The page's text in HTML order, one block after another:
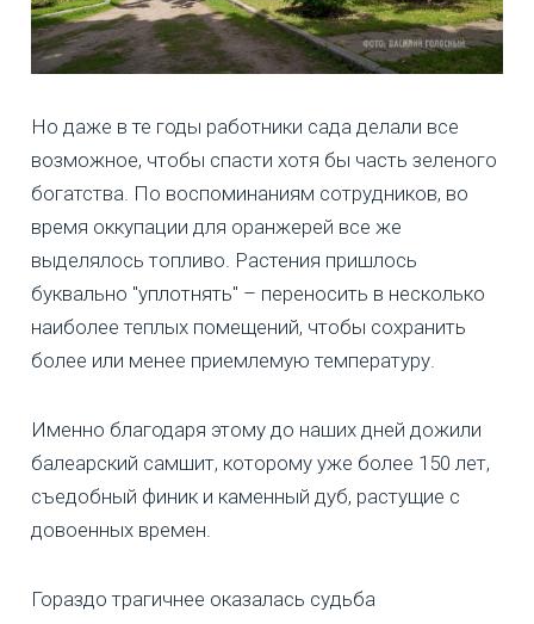
Но даже в те годы работники сада делали все
возможное, чтобы спасти хотя бы часть зеленого
богатства. По воспоминаниям сотрудников, во
время оккупации для оранжерей все же
выделялось топливо. Растения пришлось
буквально "уплотнять" – переносить в несколько
наиболее теплых помещений, чтобы сохранить
более или менее приемлемую температуру.
Именно благодаря этому до наших дней дожили
балеарский самшит, которому уже более 150 лет,
съедобный финик и каменный дуб, растущие с
довоенных времен.
Гораздо трагичнее оказалась судьба